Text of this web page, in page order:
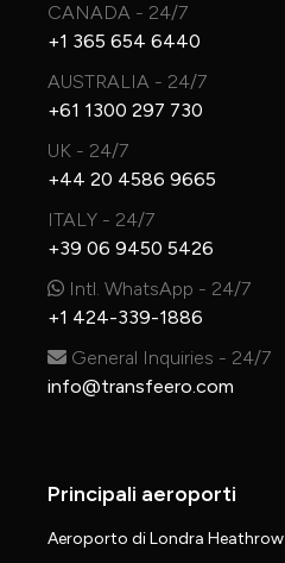
CANADA - 24/7
+1 365 654 6440
AUSTRALIA - 24/7
+61 1300 297 730
UK - 24/7
+44 20 4586 9665
ITALY - 24/7
+39 06 9450 5426
Intl. WhatsApp - 24/7
+1 424-339-1886
General Inquiries - 24/7
info@transfeero.com
Principali aeroporti
Aeroporto di Londra Heathrow